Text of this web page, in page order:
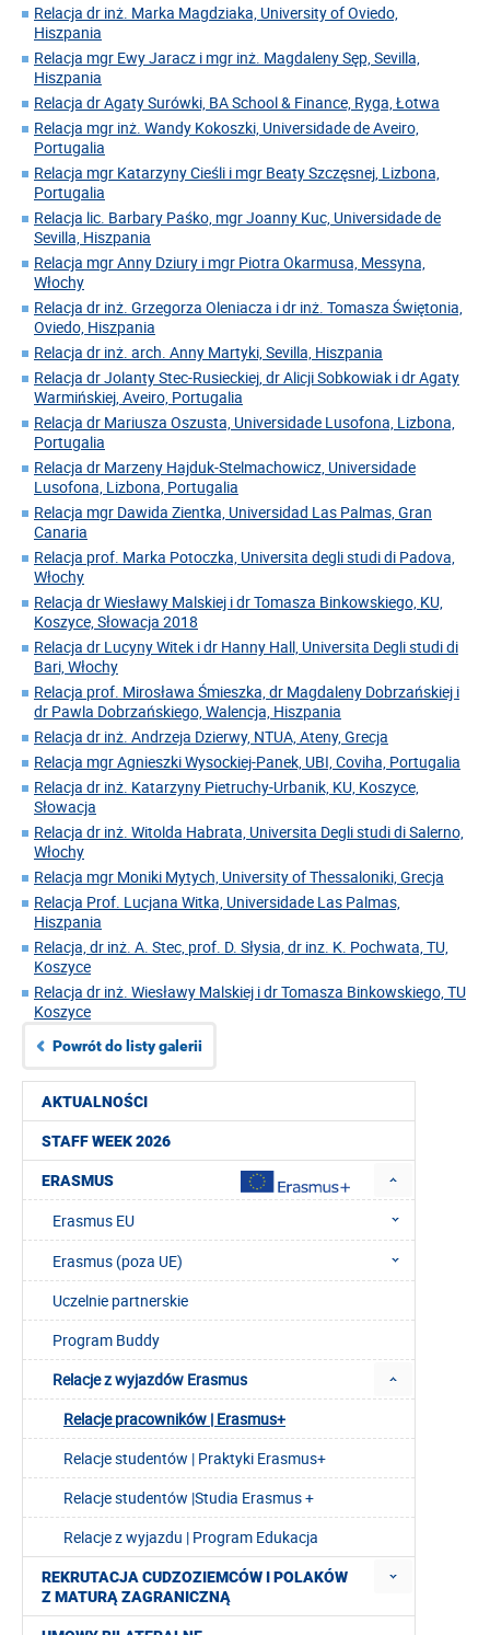
AKTUALNOŚCI
STAFF WEEK 2026
ERASMUS
Erasmus EU
Erasmus (poza UE)
Uczelnie partnerskie
Program Buddy
Relacje z wyjazdów Erasmus
Relacje pracowników | Erasmus+
Relacje studentów | Praktyki Erasmus+
Relacje studentów |Studia Erasmus +
Relacje z wyjazdu | Program Edukacja
REKRUTACJA CUDZOZIEMCÓW I POLAKÓW
Z MATURĄ ZAGRANICZNĄ
Relacja dr inż. Marka Magdziaka, University of Oviedo,
Hiszpania
Relacja mgr Ewy Jaracz i mgr inż. Magdaleny Sęp, Sevilla,
Hiszpania
Relacja dr Agaty Surówki, BA School & Finance, Ryga, Łotwa
Relacja mgr inż. Wandy Kokoszki, Universidade de Aveiro,
Portugalia
Relacja mgr Katarzyny Cieśli i mgr Beaty Szczęsnej, Lizbona,
Portugalia
Relacja lic. Barbary Paśko, mgr Joanny Kuc, Universidade de
Sevilla, Hiszpania
Relacja mgr Anny Dziury i mgr Piotra Okarmusa, Messyna,
Włochy
Relacja dr inż. Grzegorza Oleniacza i dr inż. Tomasza Świętonia,
Oviedo, Hiszpania
Relacja dr inż. arch. Anny Martyki, Sevilla, Hiszpania
Relacja dr Jolanty Stec-Rusieckiej, dr Alicji Sobkowiak i dr Agaty
Warmińskiej, Aveiro, Portugalia
Relacja dr Mariusza Oszusta, Universidade Lusofona, Lizbona,
Portugalia
Relacja dr Marzeny Hajduk-Stelmachowicz, Universidade
Lusofona, Lizbona, Portugalia
Relacja mgr Dawida Zientka, Universidad Las Palmas, Gran
Canaria
Relacja prof. Marka Potoczka, Universita degli studi di Padova,
Włochy
Relacja dr Wiesławy Malskiej i dr Tomasza Binkowskiego, KU,
Koszyce, Słowacja 2018
Relacja dr Lucyny Witek i dr Hanny Hall, Universita Degli studi di
Bari, Włochy
Relacja prof. Mirosława Śmieszka, dr Magdaleny Dobrzańskiej i
dr Pawla Dobrzańskiego, Walencja, Hiszpania
Relacja dr inż. Andrzeja Dzierwy, NTUA, Ateny, Grecja
Relacja mgr Agnieszki Wysockiej-Panek, UBI, Coviha, Portugalia
Relacja dr inż. Katarzyny Pietruchy-Urbanik, KU, Koszyce,
Słowacja
Relacja dr inż. Witolda Habrata, Universita Degli studi di Salerno,
Włochy
Relacja mgr Moniki Mytych, University of Thessaloniki, Grecja
Relacja Prof. Lucjana Witka, Universidade Las Palmas,
Hiszpania
Relacja, dr inż. A. Stec, prof. D. Słysia, dr inz. K. Pochwata, TU,
Koszyce
Relacja dr inż. Wiesławy Malskiej i dr Tomasza Binkowskiego, TU
Koszyce
Powrót do listy galerii